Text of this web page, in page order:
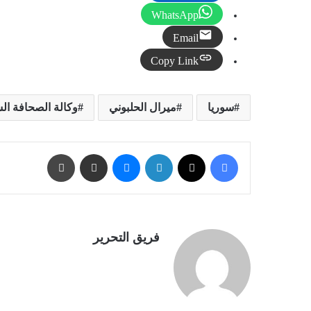
WhatsApp
Email
Copy Link
سوريا ميرال الحلبوني وكالة الصحافة
فيسبوك لينكدإن ماسنجر مشاركة عبر البريد
فريق التحرير